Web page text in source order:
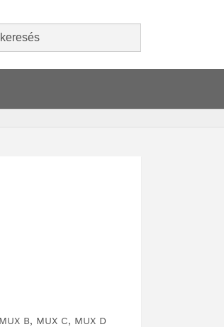
B, MUX C, MUX D